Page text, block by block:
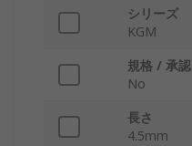
シリーズ
KGM
規格 / 承認
No
長さ
4.5mm